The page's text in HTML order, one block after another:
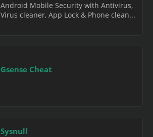
Android Mobile Security with Antivirus,
Virus cleaner, App Lock & Phone clean...
Gsense Cheat
Sysnull